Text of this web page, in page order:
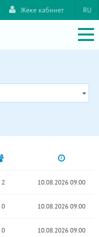
RU
Жеке кабинет
2 10.08.2026 09:00
0 10.08.2026 09:00
0 10.08.2026 09:00